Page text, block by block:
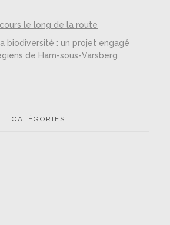
le long de la route
biodiversité : un projet engagé
de Ham-sous-Varsberg
CATÉGORIES